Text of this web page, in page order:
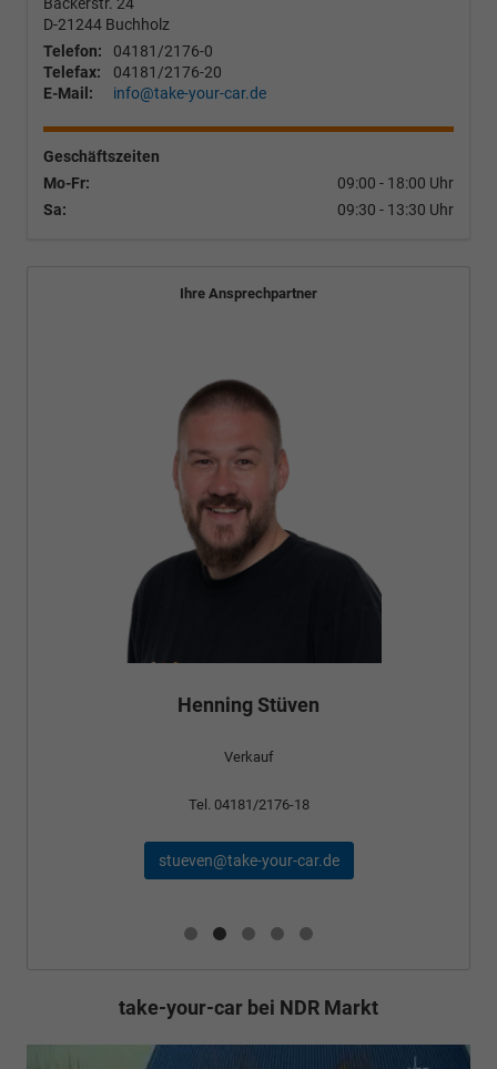
Bäckerstr. 24
D-21244 Buchholz
Telefon:
04181/2176-0
Telefax:
04181/2176-20
E-Mail:
info@take-your-car.de
Geschäftszeiten
Mo-Fr:
09:00 - 18:00 Uhr
Sa:
09:30 - 13:30 Uhr
Ihre Ansprechpartner
Henning Stüven
Verkauf
Tel. 04181/2176-18
stueven@take-your-car.de
take-your-car bei NDR Markt